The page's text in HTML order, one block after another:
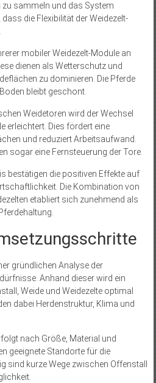
sammeln und das System
die Flexibilität der Weidezelt-
mobiler Weidezelt-Module an
dienen als Wetterschutz und
zu dominieren. Die Pferde
bleibt geschont.
Weidetoren wird der Wechsel
erleichtert. Dies fördert eine
und reduziert Arbeitsaufwand.
sogar eine Fernsteuerung der Tore.
bestätigen die positiven Effekte auf
Die Kombination von
etabliert sich zunehmend als
gründlichen Analyse der
Anhand dieser wird ein
Weide und Weidezelte optimal
dabei Herdenstruktur, Klima und
nach Größe, Material und
geeignete Standorte für die
sind kurze Wege zwischen Offenstall